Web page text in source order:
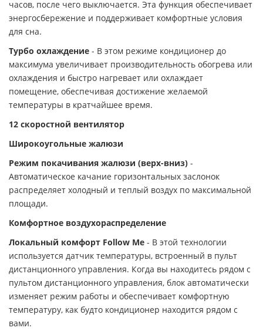
часов, после чего выключается. Эта функция обеспечивает
энергосбережение и поддерживает комфортные условия
для сна.
Турбо охлаждение - В этом режиме кондиционер до
максимума увеличивает производительность обогрева или
охлаждения и быстро нагревает или охлаждает
помещение, обеспечивая достижение желаемой
температуры в кратчайшее время.
12 скоростной вентилятор
Широкоугольные жалюзи
Режим покачивания жалюзи (верх-вниз) -
Автоматическое качание горизонтальных заслонок
распределяет холодный и теплый воздух по максимальной
площади.
Комфортное воздухораспределение
Локальный комфорт Follow Me - В этой технологии
используется датчик температуры, встроенный в пульт
дистанционного управления. Когда вы находитесь рядом с
пультом дистанционного управления, блок автоматически
изменяет режим работы и обеспечивает комфортную
температуру, как будто кондиционер находится рядом с
вами.